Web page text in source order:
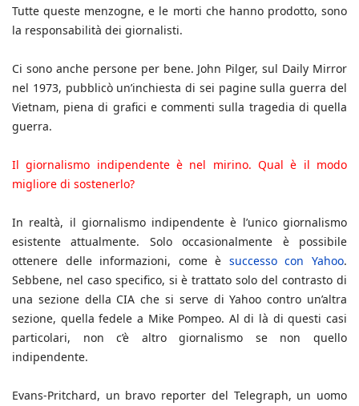
Tutte queste menzogne, e le morti che hanno prodotto, sono
la responsabilità dei giornalisti.
Ci sono anche persone per bene. John Pilger, sul Daily Mirror
nel 1973, pubblicò un’inchiesta di sei pagine sulla guerra del
Vietnam, piena di grafici e commenti sulla tragedia di quella
guerra.
Il giornalismo indipendente è nel mirino. Qual è il modo
migliore di sostenerlo?
In realtà, il giornalismo indipendente è l’unico giornalismo
esistente attualmente. Solo occasionalmente è possibile
ottenere delle informazioni, come è successo con Yahoo.
Sebbene, nel caso specifico, si è trattato solo del contrasto di
una sezione della CIA che si serve di Yahoo contro un’altra
sezione, quella fedele a Mike Pompeo. Al di là di questi casi
particolari, non c’è altro giornalismo se non quello
indipendente.
Evans-Pritchard, un bravo reporter del Telegraph, un uomo